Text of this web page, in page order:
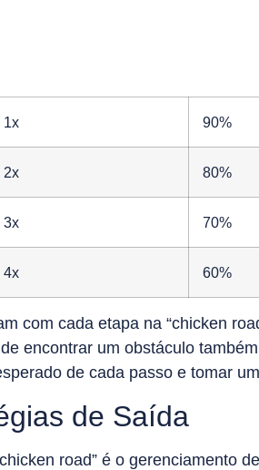
1x 90%
2x 80%
3x 70%
4x 60%
com cada etapa na “chicken
encontrar um obstáculo
de cada passo e tomar
de Saída
road” é o gerenciamento